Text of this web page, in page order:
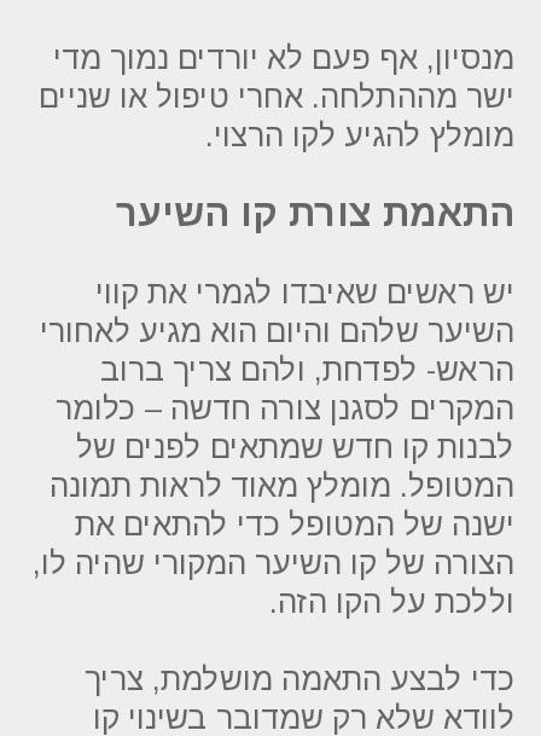
מנסיון, אף פעם לא יורדים נמוך מדי
ישר מההתלחה. אחרי טיפול או שניים
מומלץ להגיע לקו הרצוי.
התאמת צורת קו השיער
יש ראשים שאיבדו לגמרי את קווי
השיער שלהם והיום הוא מגיע לאחורי
הראש- לפדחת, ולהם צריך ברוב
המקרים לסגנן צורה חדשה – כלומר
לבנות קו חדש שמתאים לפנים של
המטופל. מומלץ מאוד לראות תמונה
ישנה של המטופל כדי להתאים את
הצורה של קו השיער המקורי שהיה לו,
וללכת על הקו הזה.
כדי לבצע התאמה מושלמת, צריך
לוודא שלא רק שמדובר בשינוי קו